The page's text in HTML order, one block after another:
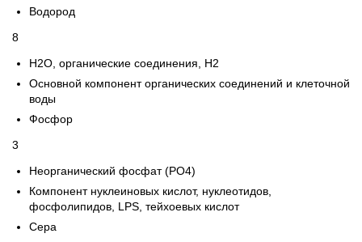
Водород
8
H2O, органические соединения, H2
Основной компонент органических соединений и клеточной
воды
Фосфор
3
Неорганический фосфат (PO4)
Компонент нуклеиновых кислот, нуклеотидов,
фосфолипидов, LPS, тейхоевых кислот
Сера